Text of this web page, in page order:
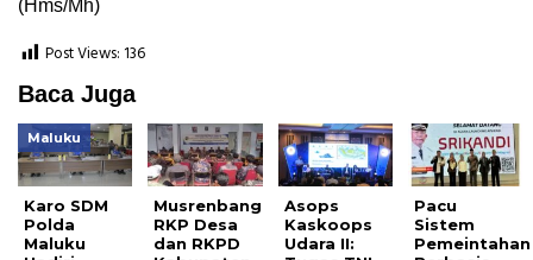
(Hms/Mh)
Post Views: 136
Baca Juga
Maluku
Karo SDM
Polda
Maluku
Musrenbang
RKP Desa
dan RKPD
Asops
Kaskoops
Udara II:
Pacu
Sistem
Pemeintahan